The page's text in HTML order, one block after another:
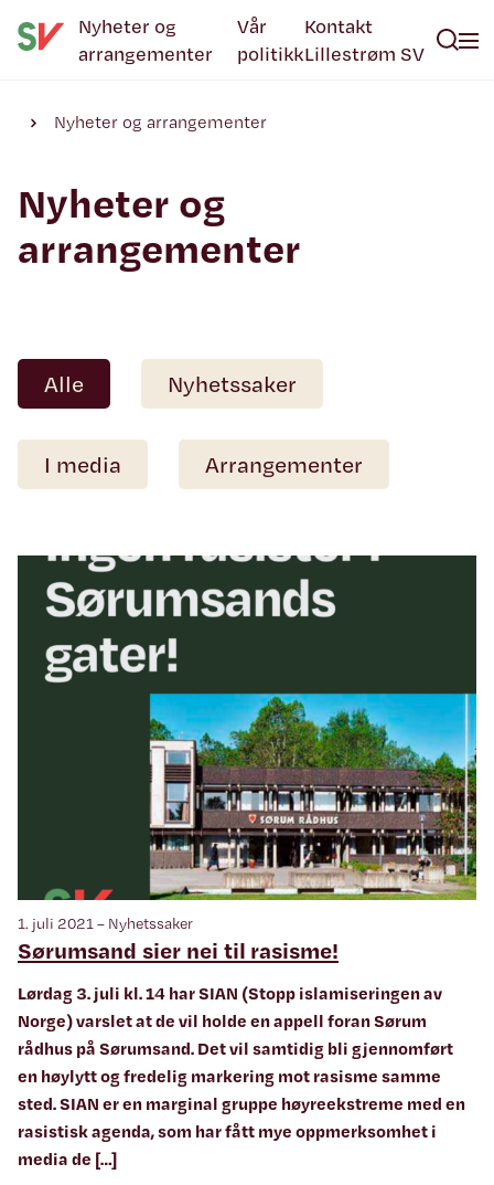
Nyheter og
arrangementer
Vår
politikk
Kontakt
Lillestrøm SV
Nyheter og arrangementer
Nyheter og
arrangementer
Alle Nyhetssaker
I media Arrangementer
1. juli 2021 – Nyhetssaker
Sørumsand sier nei til rasisme!
Lørdag 3. juli kl. 14 har SIAN (Stopp islamiseringen av
Norge) varslet at de vil holde en appell foran Sørum
rådhus på Sørumsand. Det vil samtidig bli gjennomført
en høylytt og fredelig markering mot rasisme samme
sted. SIAN er en marginal gruppe høyreekstreme med en
rasistisk agenda, som har fått mye oppmerksomhet i
media de […]